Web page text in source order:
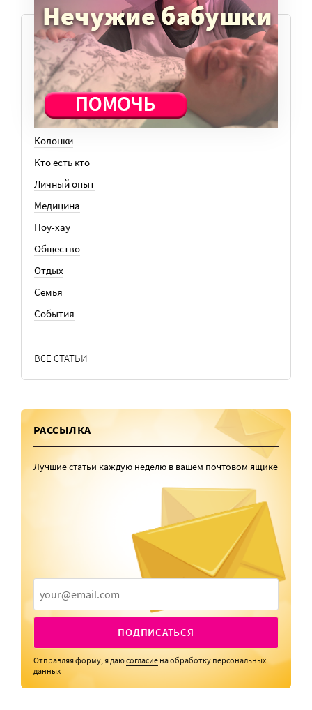
ТЕМЫ
Вера
Законы
История
Колонки
Кто есть кто
Личный опыт
Медицина
Ноу-хау
Общество
Отдых
Семья
События
ВСЕ СТАТЬИ
РАССЫЛКА
Лучшие статьи каждую неделю в вашем почтовом ящике
ПОДПИСАТЬСЯ
Отправляя форму, я даюсогласие на обработку персональных
данных